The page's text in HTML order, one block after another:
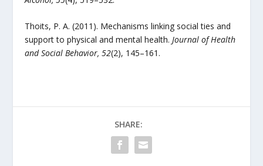
Thoits, P. A. (2011). Mechanisms linking social ties and
support to physical and mental health.Journal of Health
and Social Behavior, 52(2), 145–161.
SHARE: